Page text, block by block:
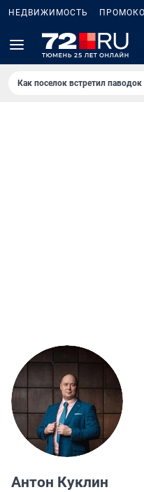
НЕДВИЖИМОСТЬ
Как поселок встретил
Антон Куклин